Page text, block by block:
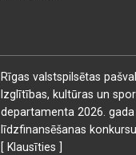
Rīgas valstspilsētas
Izglītības, kultūras un
departamenta 2026. gada
līdzfinansēšanas
[ Klausīties ]